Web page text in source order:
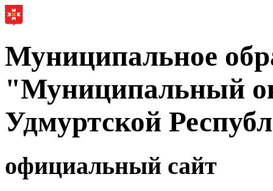
Муниципальное
"Муниципальный
Удмуртской
официальный сайт